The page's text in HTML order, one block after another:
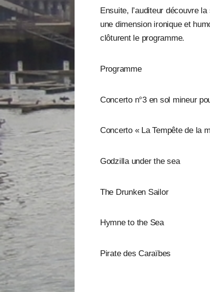
Ensuite, l’auditeur découvre
une dimension ironique et
clôturent le programme.
Programme
Concerto n°3 en sol mineur
Concerto « La Tempête de la
Godzilla under the sea
The Drunken Sailor
Hymne to the Sea
Pirate des Caraïbes